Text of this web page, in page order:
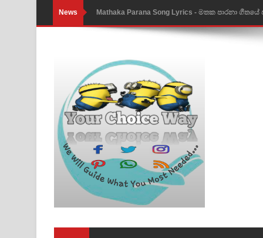
News Mathaka Parana Song Lyrics - මතක පාරනා ගීතයේ
Nimnadhen Song Lyrics - නිම්නාදෙන් ගීතයේ පද
Obamai Mage Adare Song Lyrics - ඔබමයි මගේ
Pansal Gihin Song Lyrics - පන්සල් ගිහිං ගීතයේ පද
Ankeliya Song Lyrics - අංකෙළිය ගීතයේ පද පෙළ
DEAR GOD Song Lyrics - ඩියර් ගෝඩ් ගීතයේ පද පෙළ
MANAMALA KATHA Song Lyrics - මනමාල කතා
Dai Dai Lyrics - Shakira, Burna Boy | 2026
Lassana Amma Song Lyrics - ලස්සන අම්මා ගීතයේ